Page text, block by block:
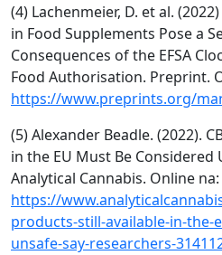
(4) Lachenmeier, D. et al.
in Food Supplements Pose a
Consequences of the EFSA
Food Authorisation. Preprint.
https://www.preprints.org/
(5) Alexander Beadle. (2022).
in the EU Must Be Considered
Analytical Cannabis. Online na:
https://
products-still-available-in-the-
unsafe-say-researchers-